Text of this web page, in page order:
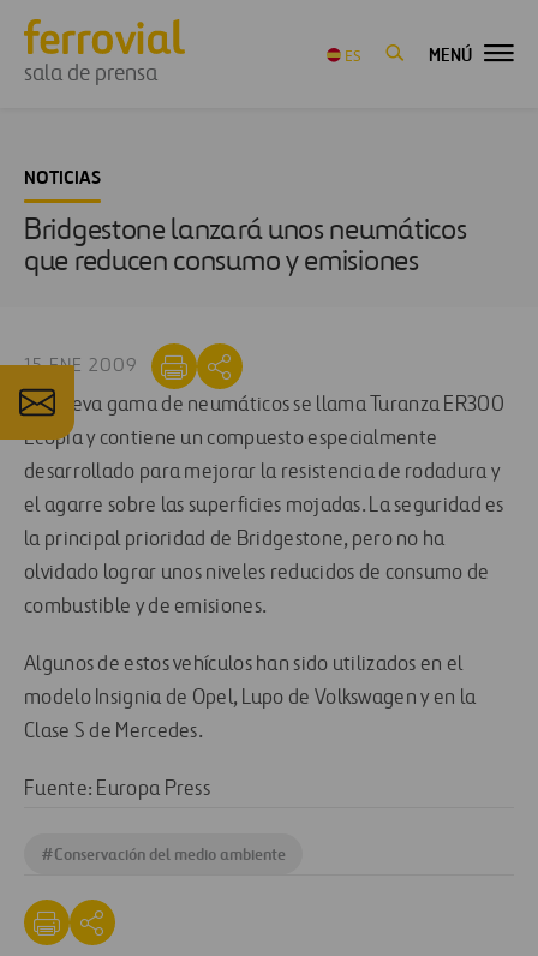
sala de prensa
ES MENÚ
NOTICIAS
Bridgestone lanzará unos neumáticos
que reducen consumo y emisiones
15 ENE 2009
La nueva gama de neumáticos se llama Turanza ER300
Ecopia y contiene un compuesto especialmente
desarrollado para mejorar la resistencia de rodadura y
el agarre sobre las superficies mojadas. La seguridad es
la principal prioridad de Bridgestone, pero no ha
olvidado lograr unos niveles reducidos de consumo de
combustible y de emisiones.
Algunos de estos vehículos han sido utilizados en el
modelo Insignia de Opel, Lupo de Volkswagen y en la
Clase S de Mercedes.
Fuente: Europa Press
#Conservación del medio ambiente